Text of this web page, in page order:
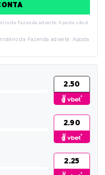
da Fazenda adverte: Aposta não é
da Fazenda adverte: Aposta
2.50
2.90
2.25